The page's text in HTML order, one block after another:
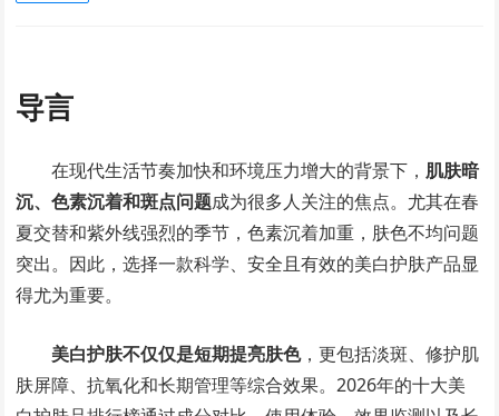
导言
在现代生活节奏加快和环境压力增大的背景下， 肌肤暗
沉、色素沉着和斑点问题成为很多人关注的焦点。尤其在春
夏交替和紫外线强烈的季节，色素沉着加重，肤色不均问题
突出。因此，选择一款科学、安全且有效的美白护肤产品显
得尤为重要。
美白护肤不仅仅是短期提亮肤色，更包括淡斑、修护肌
肤屏障、抗氧化和长期管理等综合效果。2026年的十大美